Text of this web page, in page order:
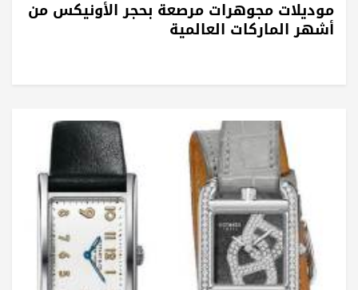
موديلات مجوهرات مرصعة بحجر الأونيكس من
أشهر الماركات العالمية